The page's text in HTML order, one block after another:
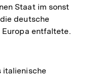
Staat im sonst
deutsche
entfaltete.
italienische